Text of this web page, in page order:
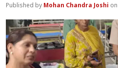
Mohan Chandra Joshi